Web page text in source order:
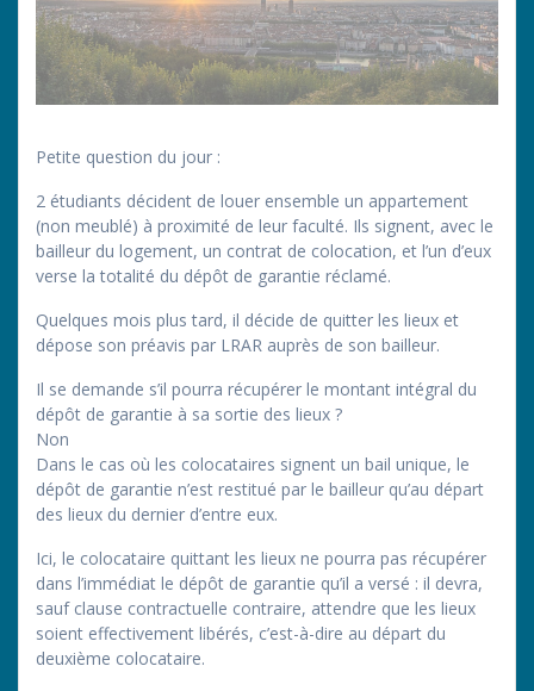
Petite question du jour :
2 étudiants décident de louer ensemble un appartement
(non meublé) à proximité de leur faculté. Ils signent, avec le
bailleur du logement, un contrat de colocation, et l’un d’eux
verse la totalité du dépôt de garantie réclamé.
Quelques mois plus tard, il décide de quitter les lieux et
dépose son préavis par LRAR auprès de son bailleur.
Il se demande s’il pourra récupérer le montant intégral du
dépôt de garantie à sa sortie des lieux ?
Non
Dans le cas où les colocataires signent un bail unique, le
dépôt de garantie n’est restitué par le bailleur qu’au départ
des lieux du dernier d’entre eux.
Ici, le colocataire quittant les lieux ne pourra pas récupérer
dans l’immédiat le dépôt de garantie qu’il a versé : il devra,
sauf clause contractuelle contraire, attendre que les lieux
soient effectivement libérés, c’est-à-dire au départ du
deuxième colocataire.